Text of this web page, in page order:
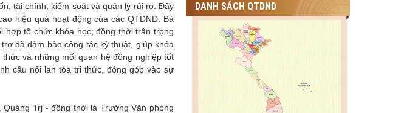
tài chính, kiểm soát và quản lý rủi ro. Đây
hiệu quả hoạt động của các QTDND. Bà
hợp tổ chức khóa học; đồng thời trân trọng
đã đảm bảo công tác kỹ thuật, giúp khóa
và những mối quan hệ đồng nghiệp tốt
cầu nối lan tỏa tri thức, đóng góp vào sự
Trị - đồng thời là Trưởng Văn phòng
DANH SÁCH QTDND